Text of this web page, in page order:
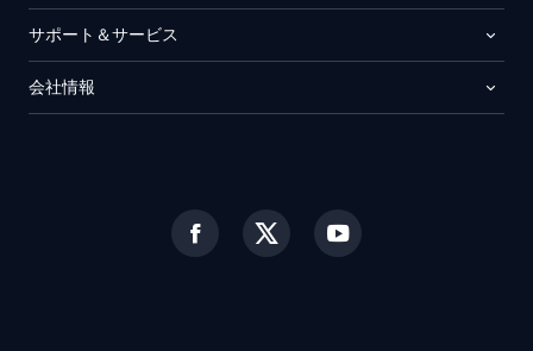
サポート＆サービス
会社情報